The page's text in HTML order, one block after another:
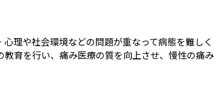
理や社会環境などの問題が重なって病態を難し
育を行い、痛み医療の質を向上させ、慢性の痛